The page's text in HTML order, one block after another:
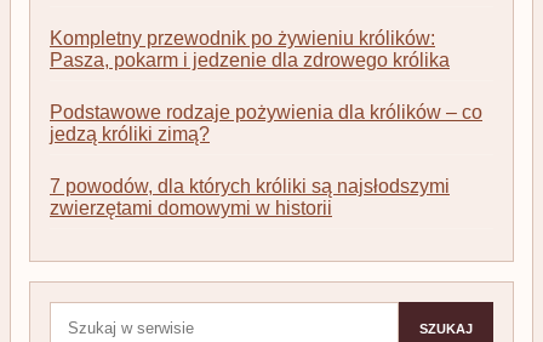
Kompletny przewodnik po żywieniu królików:
Pasza, pokarm i jedzenie dla zdrowego królika
Podstawowe rodzaje pożywienia dla królików – co
jedzą króliki zimą?
7 powodów, dla których króliki są najsłodszymi
zwierzętami domowymi w historii
Szukaj:
SZUKAJ